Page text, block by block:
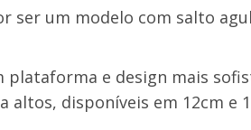
ser um modelo com salto
plataforma e design mais
altos, disponíveis em 12cm e